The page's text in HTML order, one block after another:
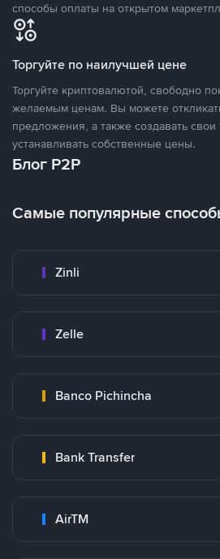
способы оплаты на открытом
Торгуйте по наилучшей цене
Торгуйте криптовалютой, свободно
желаемым ценам. Вы можете
предложения, а также создавать
устанавливать собственные цены.
Блог P2P
Самые популярные
Zinli
Zelle
Banco Pichincha
Bank Transfer
AirTM